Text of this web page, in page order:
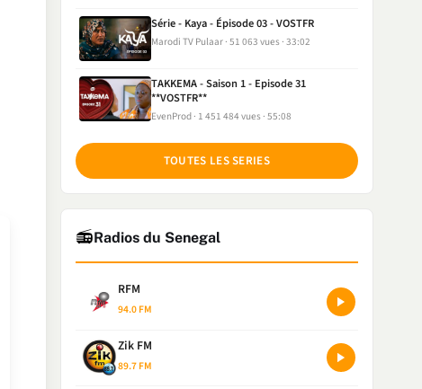
Série - Kaya - Épisode 03 - VOSTFR
Marodi TV Pulaar 51 063 vues 33:02
TAKKEMA - Saison 1 - Episode 31
**VOSTFR**
EvenProd 1 451 484 vues 55:08
TOUTES LES SERIES
📻Radios du Senegal
RFM
94.0 FM
Zik FM
89.7 FM